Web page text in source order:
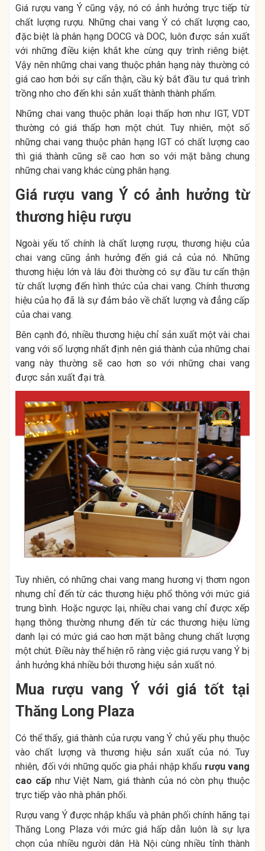
Giá rượu vang Ýcũng vậy, nó có ảnh hưởng trực tiếp từ
chất lượng rượu. Những chai vang Ý có chất lượng cao,
đặc biệt là phân hạng DOCG và DOC, luôn được sản xuất
với những điều kiện khắt khe cùng quy trình riêng biệt.
Vậy nên những chai vang thuộc phân hạng này thường có
giá cao hơn bởi sự cẩn thận, cầu kỳ bắt đầu tư quá trình
trồng nho cho đến khi sản xuất thành thành phẩm.
Những chai vang thuộc phân loại thấp hơn như IGT, VDT
thường có giá thấp hơn một chút. Tuy nhiên, một số
những chai vang thuộc phân hạng IGT có chất lượng cao
thì giá thành cũng sẽ cao hơn so với mặt bằng chung
những chai vang khác cùng phân hạng.
Giá rượu vang Ý có ảnh hưởng từ
thương hiệu rượu
Ngoài yếu tố chính là chất lượng rượu, thương hiệu của
chai vang cũng ảnh hưởng đến giá cả của nó. Những
thương hiệu lớn và lâu đời thường có sự đầu tư cẩn thận
từ chất lượng đến hình thức của chai vang. Chính thương
hiệu của họ đã là sự đảm bảo về chất lượng và đẳng cấp
của chai vang.
Bên cạnh đó, nhiều thương hiệu chỉ sản xuất một vài chai
vang với số lượng nhất định nên giá thành của những chai
vang này thường sẽ cao hơn so với những chai vang
được sản xuất đại trà.
Tuy nhiên, có những chai vang mang hương vị thơm ngon
nhưng chỉ đến từ các thương hiệu phổ thông với mức giá
trung bình. Hoặc ngược lại, nhiều chai vang chỉ được xếp
hạng thông thường nhưng đến từ các thương hiệu lừng
danh lại có mức giá cao hơn mặt bằng chung chất lượng
một chút. Điều này thể hiện rõ ràng việc giá rượu vang Ý bị
ảnh hưởng khá nhiều bởi thương hiệu sản xuất nó.
Mua rượu vang Ý với giá tốt tại
Thăng Long Plaza
Có thể thấy, giá thành của rượu vang Ý chủ yếu phụ thuộc
vào chất lượng và thương hiệu sản xuất của nó. Tuy
nhiên, đối với những quốc gia phải nhập khẩu rượu vang
cao cấpnhư Việt Nam, giá thành của nó còn phụ thuộc
trực tiếp vào nhà phân phối.
Rượu vang Ý được nhập khẩu và phân phối chính hãng tại
Thăng Long Plaza với mức giá hấp dẫn luôn là sự lựa
chọn của nhiều người dân Hà Nội cùng nhiều tỉnh thành